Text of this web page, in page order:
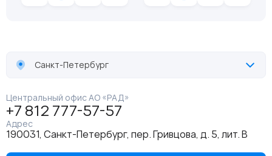
Санкт-Петербург
Центральный офис АО «РАД»
+7 812 777-57-57
Адрес
190031, Санкт-Петербург, пер. Гривцова, д. 5, лит. В